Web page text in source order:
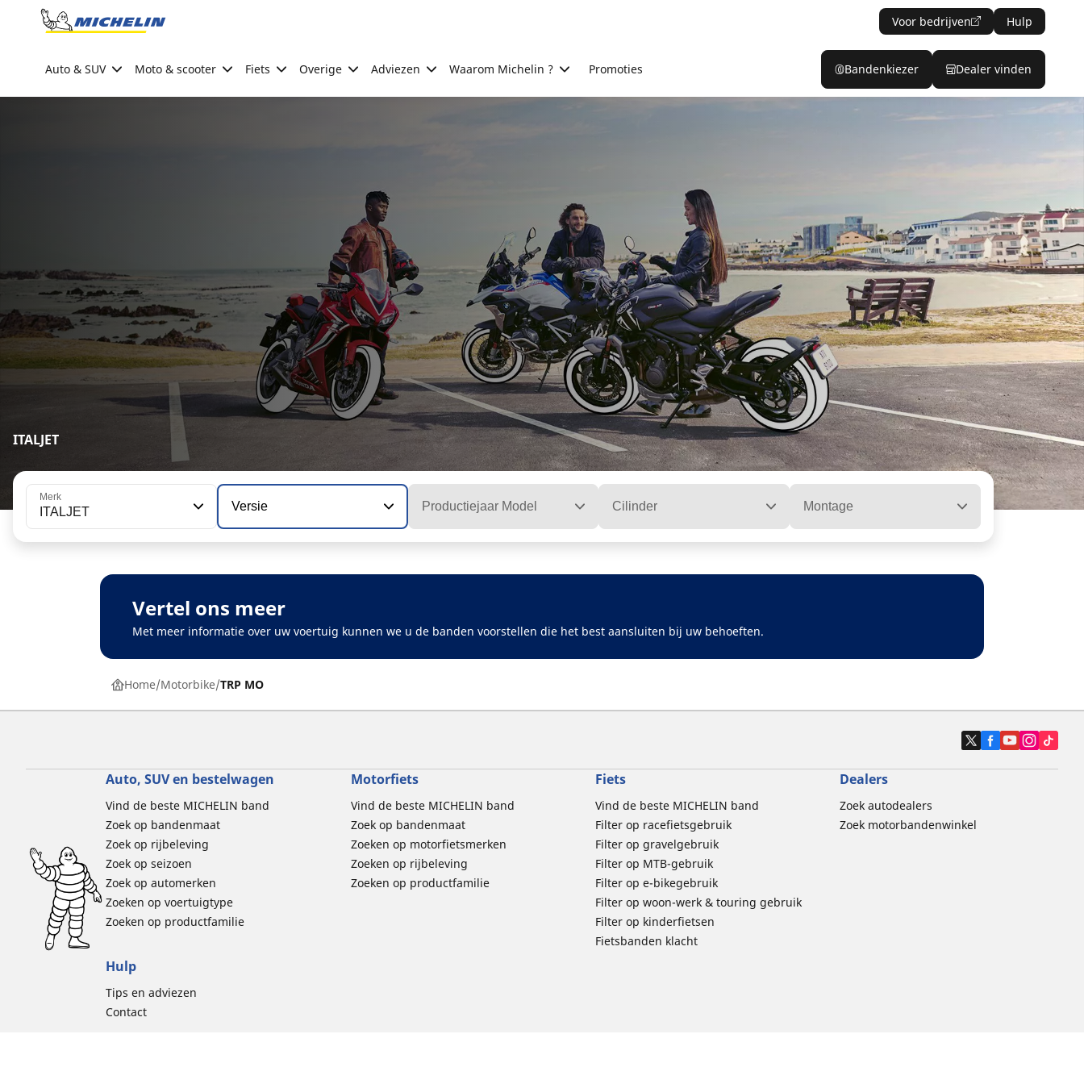
Go to page content
Voor bedrijven Hulp
Auto & SUV Moto & scooter Fiets Overige Adviezen Waarom Michelin ? Promoties Bandenkiezer Dealer vinden
ITALJET
Merk
ITALJET Versie Productiejaar Model Cilinder Montage
Vertel ons meer
Met meer informatie over uw voertuig kunnen we u de banden voorstellen die het best aansluiten bij uw behoeften.
Home Motorbike TRP MO
Auto, SUV en bestelwagen
Vind de beste MICHELIN band
Zoek op bandenmaat
Zoek op rijbeleving
Zoek op seizoen
Zoek op automerken
Zoeken op voertuigtype
Zoeken op productfamilie
Motorfiets
Vind de beste MICHELIN band
Zoek op bandenmaat
Zoeken op motorfietsmerken
Zoeken op rijbeleving
Zoeken op productfamilie
Fiets
Vind de beste MICHELIN band
Filter op racefietsgebruik
Filter op gravelgebruik
Filter op MTB-gebruik
Filter op e-bikegebruik
Filter op woon-werk & touring gebruik
Filter op kinderfietsen
Fietsbanden klacht
Dealers
Zoek autodealers
Zoek motorbandenwinkel
Hulp
Tips en adviezen
Contact